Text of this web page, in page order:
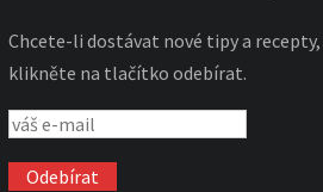
Chcete-li dostávat nové tipy a
klikněte na tlačítko odebírat.